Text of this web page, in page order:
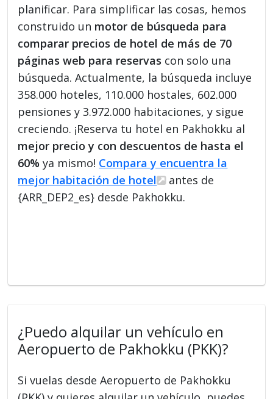
planificar. Para simplificar las cosas, hemos
construido un motor de búsqueda para
comparar precios de hotel de más de 70
páginas web para reservas con solo una
búsqueda. Actualmente, la búsqueda incluye
358.000 hoteles, 110.000 hostales, 602.000
pensiones y 3.972.000 habitaciones, y sigue
creciendo. ¡Reserva tu hotel en Pakhokku al
mejor precio y con descuentos de hasta el
60% ya mismo! Compara y encuentra la
mejor habitación de hotel
antes de
{ARR_DEP2_es} desde Pakhokku.
¿Puedo alquilar un vehículo en
Aeropuerto de Pakhokku (PKK)?
Si vuelas desde Aeropuerto de Pakhokku